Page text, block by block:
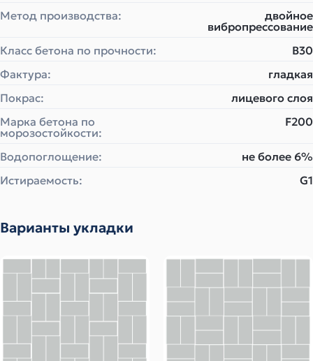
Метод производства:
двойное
вибропрессование
Класс бетона по прочности:
B30
Фактура:
гладкая
Покрас:
лицевого слоя
Марка бетона по
морозостойкости:
F200
Водопоглощение:
не более 6%
Истираемость:
G1
Варианты укладки